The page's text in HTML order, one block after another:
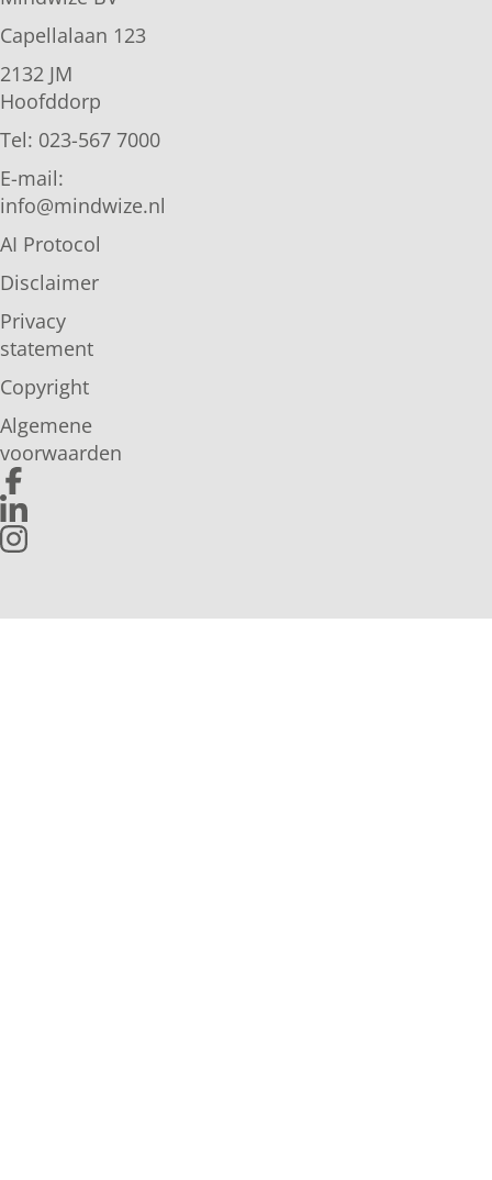
Capellalaan 123
2132 JM
Hoofddorp
Tel: 023-567 7000
E-mail:
info@mindwize.nl
AI Protocol
Disclaimer
Privacy
statement
Copyright
Algemene
voorwaarden